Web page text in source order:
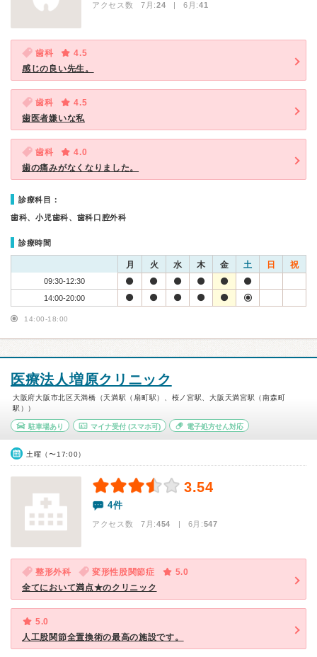
アクセス数 7月:24 | 6月:41
歯科
4.5
感じの良い先生。
歯科
4.5
歯医者嫌いな私
歯科
4.0
歯の痛みがなくなりました。
診療科目：
歯科、小児歯科、歯科口腔外科
診療時間
月 火 水 木 金 土 日 祝
09:30-12:30
14:00-20:00
14:00-18:00
医療法人増原クリニック
大阪府大阪市北区天満橋（天満駅（扇町駅）、桜ノ宮駅、大阪天満宮駅（南森町
駅））
駐車場あり マイナ受付(スマホ可) 電子処方せん対応
土曜（〜17:00）
3.54
4件
アクセス数 7月:454 | 6月:547
整形外科 変形性股関節症
5.0
全てにおいて満点★のクリニック
5.0
人工股関節全置換術の最高の施設です。